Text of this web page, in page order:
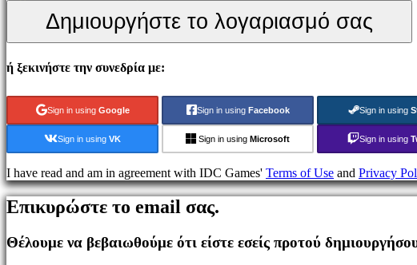
Puzzle
games
games
Παρουσιάσεις
Κοινότητα
Εκδηλώσεις
εντός
παιχνιδιού
Μαζικής
Δημιουργήστε το λογαριασμό σας
ή ξεκινήστε την συνεδρία με:
Sign in using Google Sign in using Facebook Sign in using
Sign in using VK Sign in using Microsoft Sign in using
I have read and am in agreement with IDC Games' Terms of Use and Privacy
Επικυρώστε το email σας.
Θέλουμε να βεβαιωθούμε ότι είστε εσείς προτού